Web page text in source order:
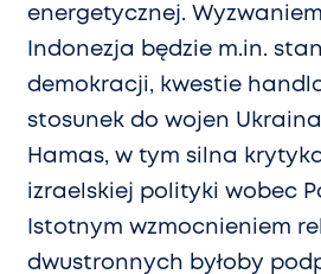
energetycznej.
Indonezja będzie m.in.
demokracji, kwestie
stosunek do wojen
Hamas, w tym silna
izraelskiej polityki wobec
Istotnym wzmocnieniem
dwustronnych byłoby